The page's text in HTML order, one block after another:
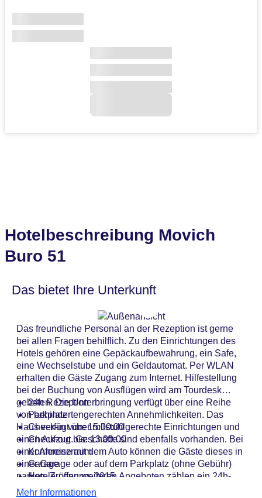
Hotelbeschreibung Movich
Buro 51
Das bietet Ihre Unterkunft
Das freundliche Personal an der Rezeption ist gerne
bei allen Fragen behilflich. Zu den Einrichtungen des
Hotels gehören eine Gepäckaufbewahrung, ein Safe,
eine Wechselstube und ein Geldautomat. Per WLAN
erhalten die Gäste Zugang zum Internet. Hilfestellung
bei der Buchung von Ausflügen wird am Tourdesk
geboten. Die Unterbringung verfügt über eine Reihe
von behindertengerechten Annehmlichkeiten. Das
Haus verfügt über rollstuhlgerechte Einrichtungen und
einen Aufzug. Geschäfte sind ebenfalls vorhanden. Bei
einer Anreise mit dem Auto können die Gäste dieses in
einer Garage oder auf dem Parkplatz (ohne Gebühr)
parken. Zu den weiteren Angeboten zählen ein 24h-
Sicherheitsdienst, eine Autovermietung, medizinische
24h Rezeption
Parkplatz
Check-in von: 15:00:00
Check-out bis: 13:00:00
Konferenzraum
Garage
Hoteleröffnung: 2015
Hotelsafe
Mehr Informationen